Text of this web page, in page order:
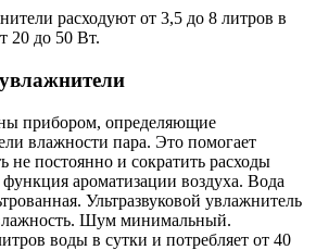
расходуют от 3,5 до 8 литров в
20 до 50 Вт.
прибором, определяющие
влажности пара. Это помогает
не постоянно и сократить расходы
ароматизации воздуха. Вода
Ультразвуковой увлажнитель
Шум минимальный.
воды в сутки и потребляет от 40